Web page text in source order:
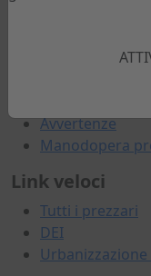
Avvertenze
Manodopera
Link veloci
Tutti i prezzari
DEI